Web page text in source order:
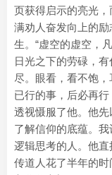
页获得启示的亮光
满劝人奋发向上的
生。“虚空的虚空，
日光之下的劳碌，
尽。眼看，看不饱，
已行的事，后必再
透视慑服了他。他
了解信仰的底蕴。
逻辑思考的人。他直
传道人花了半年的